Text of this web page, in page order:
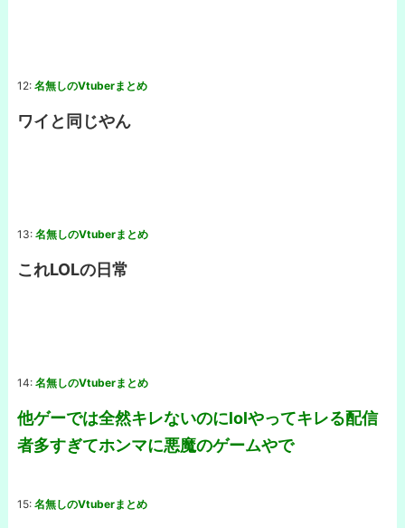
12: 名無しのVtuberまとめ
ワイと同じやん
13: 名無しのVtuberまとめ
これLOLの日常
14: 名無しのVtuberまとめ
他ゲーでは全然キレないのにlolやってキレる配信
者多すぎてホンマに悪魔のゲームやで
15: 名無しのVtuberまとめ